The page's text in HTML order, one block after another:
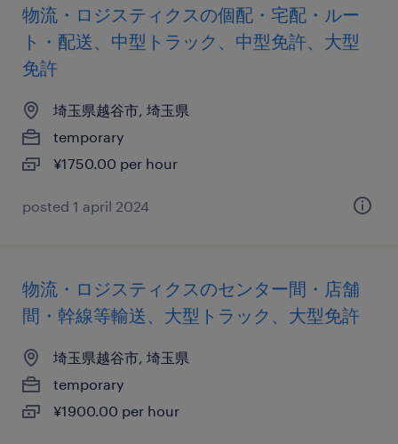
物流・ロジスティクスの個配・宅配・ルー
ト・配送、中型トラック、中型免許、大型
免許
埼玉県越谷市, 埼玉県
temporary
¥1750.00 per hour
posted 1 april 2024
物流・ロジスティクスのセンター間・店舗
間・幹線等輸送、大型トラック、大型免許
埼玉県越谷市, 埼玉県
temporary
¥1900.00 per hour